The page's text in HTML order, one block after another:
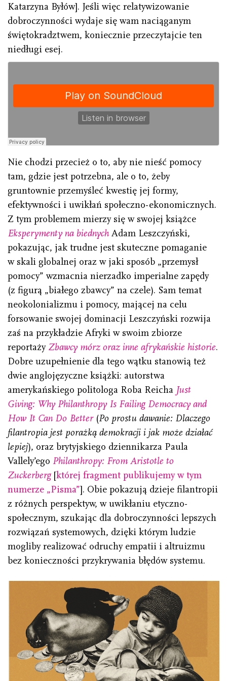
Katarzyna Byłów]. Jeśli więc relatywizowanie
dobroczynności wydaje się wam naciąganym
świętokradztwem, koniecznie przeczytajcie ten
niedługi esej.
Nie chodzi przecież o to, aby nie nieść pomocy
tam, gdzie jest potrzebna, ale o to, żeby
gruntownie przemyśleć kwestię jej formy,
efektywności i uwikłań społeczno-ekonomicznych.
Z tym problemem mierzy się w swojej książce
Eksperymenty na biednychAdam Leszczyński,
pokazując, jak trudne jest skuteczne pomaganie
w skali globalnej oraz w jaki sposób „przemysł
pomocy” wzmacnia nierzadko imperialne zapędy
(z figurą „białego zbawcy” na czele). Sam temat
neokolonializmu i pomocy, mającej na celu
forsowanie swojej dominacji Leszczyński rozwija
zaś na przykładzie Afryki w swoim zbiorze
reportaży Zbawcy mórz oraz inne afrykańskie historie.
Dobre uzupełnienie dla tego wątku stanowią też
dwie anglojęzyczne książki: autorstwa
amerykańskiego politologa Roba Reicha Just
Giving: Why Philanthropy Is Failing Democracy and
How It Can Do Better (Po prostu dawanie: Dlaczego
filantropia jest porażką demokracji i jak może działać
lepiej), oraz brytyjskiego dziennikarza Paula
Vallely’ego Philanthropy: From Aristotle to
Zuckerberg[której fragment publikujemy w tym
numerze „Pisma”]. Obie pokazują dzieje filantropii
z różnych perspektyw, w uwikłaniu etyczno-
społecznym, szukając dla dobroczynności lepszych
rozwiązań systemowych, dzięki którym ludzie
mogliby realizować odruchy empatii i altruizmu
bez konieczności przykrywania błędów systemu.